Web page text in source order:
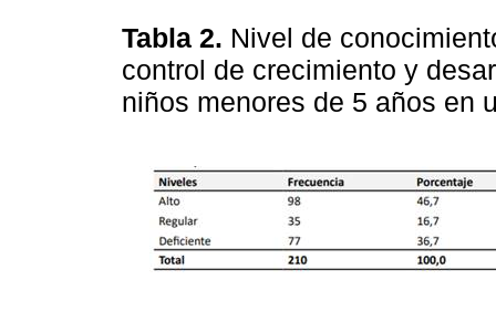
Tabla 2. Nivel de
control de crecimiento y
niños menores de 5 años en